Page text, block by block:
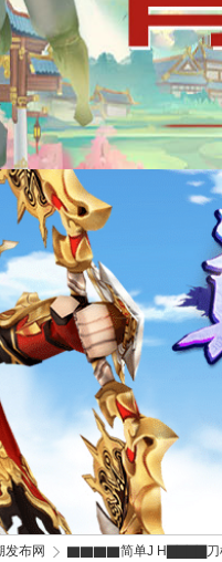
发布网 ▇▇▇▇简单J H▇▇▇▇刀枪